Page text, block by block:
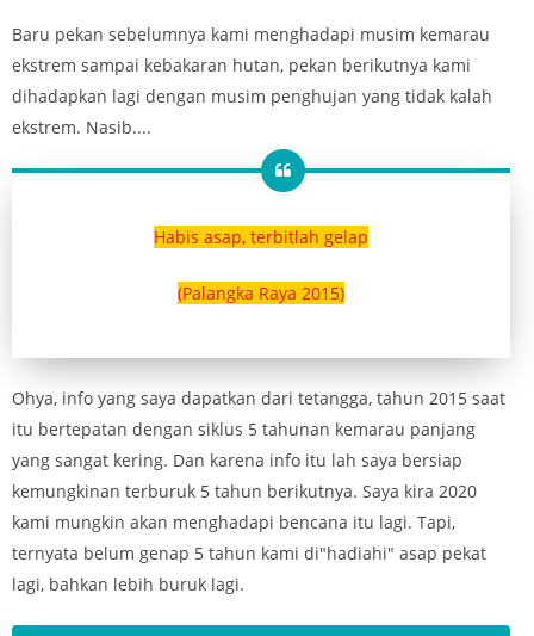
Baru pekan sebelumnya kami menghadapi musim kemarau
ekstrem sampai kebakaran hutan, pekan berikutnya kami
dihadapkan lagi dengan musim penghujan yang tidak kalah
ekstrem. Nasib....
Habis asap, terbitlah gelap
(Palangka Raya 2015)
Ohya, info yang saya dapatkan dari tetangga, tahun 2015 saat
itu bertepatan dengan siklus 5 tahunan kemarau panjang
yang sangat kering. Dan karena info itu lah saya bersiap
kemungkinan terburuk 5 tahun berikutnya. Saya kira 2020
kami mungkin akan menghadapi bencana itu lagi. Tapi,
ternyata belum genap 5 tahun kami di"hadiahi" asap pekat
lagi, bahkan lebih buruk lagi.